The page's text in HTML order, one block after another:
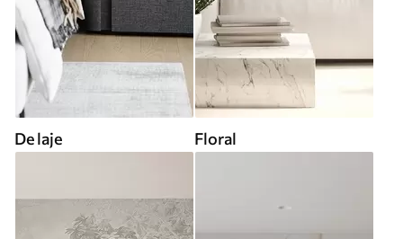
De laje Floral